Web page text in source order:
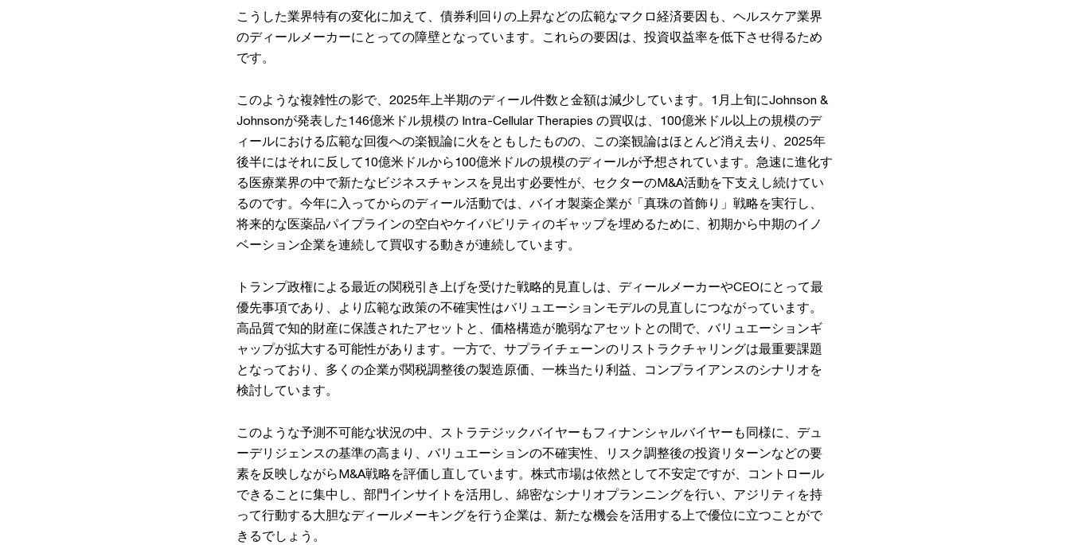
こうした業界特有の変化に加えて、債券利回りの上昇などの広範なマクロ経済要因も、ヘルスケア業界
のディールメーカーにとっての障壁となっています。これらの要因は、投資収益率を低下させ得るため
です。
このような複雑性の影で、2025年上半期のディール件数と金額は減少しています。1月上旬にJohnson &
Johnsonが発表した146億米ドル規模の Intra-Cellular Therapies の買収は、100億米ドル以上の規模のデ
ィールにおける広範な回復への楽観論に火をともしたものの、この楽観論はほとんど消え去り、2025年
後半にはそれに反して10億米ドルから100億米ドルの規模のディールが予想されています。急速に進化す
る医療業界の中で新たなビジネスチャンスを見出す必要性が、セクターのM&A活動を下支えし続けてい
るのです。今年に入ってからのディール活動では、バイオ製薬企業が「真珠の首飾り」戦略を実行し、
将来的な医薬品パイプラインの空白やケイパビリティのギャップを埋めるために、初期から中期のイノ
ベーション企業を連続して買収する動きが連続しています。
トランプ政権による最近の関税引き上げを受けた戦略的見直しは、ディールメーカーやCEOにとって最
優先事項であり、より広範な政策の不確実性はバリュエーションモデルの見直しにつながっています。
高品質で知的財産に保護されたアセットと、価格構造が脆弱なアセットとの間で、バリュエーションギ
ャップが拡大する可能性があります。一方で、サプライチェーンのリストラクチャリングは最重要課題
となっており、多くの企業が関税調整後の製造原価、一株当たり利益、コンプライアンスのシナリオを
検討しています。
このような予測不可能な状況の中、ストラテジックバイヤーもフィナンシャルバイヤーも同様に、デュ
ーデリジェンスの基準の高まり、バリュエーションの不確実性、リスク調整後の投資リターンなどの要
素を反映しながらM&A戦略を評価し直しています。株式市場は依然として不安定ですが、コントロール
できることに集中し、部門インサイトを活用し、綿密なシナリオプランニングを行い、アジリティを持
って行動する大胆なディールメーキングを行う企業は、新たな機会を活用する上で優位に立つことがで
きるでしょう。